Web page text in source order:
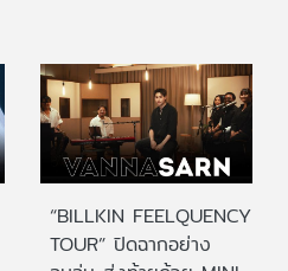
“BILLKIN FEELQUENCY
TOUR” ปิดฉากอย่าง